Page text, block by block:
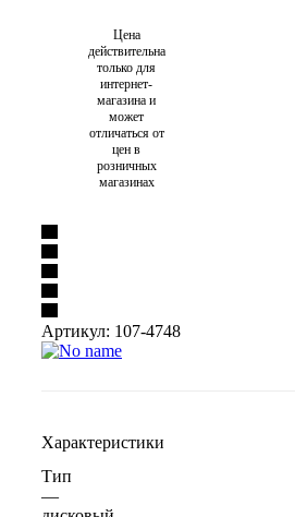
Цена
действительна
только для
интернет-
магазина и
может
отличаться от
цен в
розничных
магазинах
Артикул: 107-4748
Характеристики
Тип
—